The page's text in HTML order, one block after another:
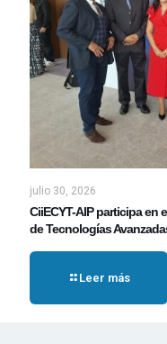
julio 30, 2026
CiiECYT-AIP participa en
de Tecnologías
Leer más